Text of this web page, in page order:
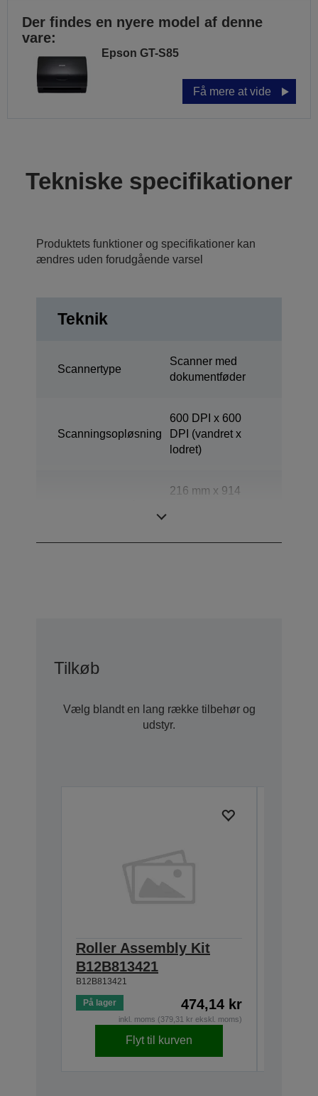
Der findes en nyere model af denne
vare:
Epson GT-S85
Få mere at vide
Tekniske specifikationer
Produktets funktioner og specifikationer kan
ændres uden forudgående varsel
Teknik
Scannertype
Scanner med
dokumentføder
Scanningsopløsning
600 DPI x 600
DPI (vandret x
lodret)
216 mm x 914
Tilkøb
Vælg blandt en lang række tilbehør og
udstyr.
Roller Assembly Kit
B12B813421
B12B813421
På lager 474,14 kr
inkl. moms (379,31 kr ekskl. moms)
Flyt til kurven